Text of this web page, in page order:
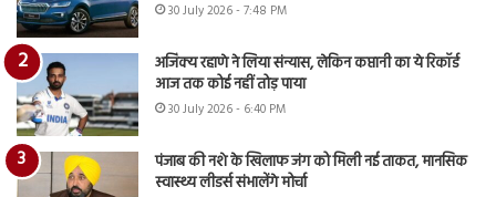
30 July 2026 - 7:48 PM
अजिंक्य रहाणे ने लिया संन्यास, लेकिन कप्तानी का ये रिकॉर्ड
आज तक कोई नहीं तोड़ पाया
30 July 2026 - 6:40 PM
पंजाब की नशे के खिलाफ जंग को मिली नई ताकत, मानसिक
स्वास्थ्य लीडर्स संभालेंगे मोर्चा